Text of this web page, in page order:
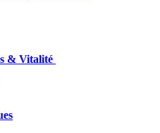
& Vitalité